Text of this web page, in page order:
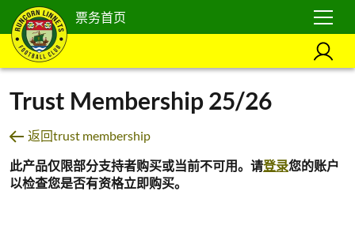
票务首页
Trust Membership 25/26
返回trust membership
此产品仅限部分支持者购买或当前不可用。请登录您的账户
以检查您是否有资格立即购买。